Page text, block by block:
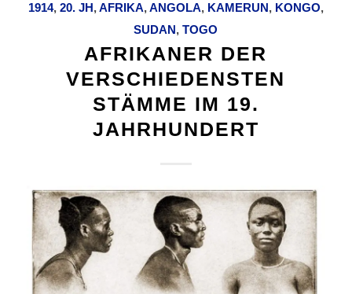
1914, 20. JH,AFRIKA,ANGOLA, KAMERUN, KONGO,
SUDAN,TOGO
AFRIKANER DER
VERSCHIEDENSTEN
STÄMME IM 19.
JAHRHUNDERT